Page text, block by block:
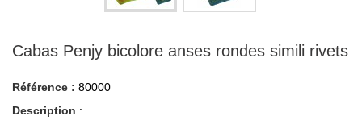
Cabas Penjy bicolore anses rondes simili rivets
Référence : 80000
Description :